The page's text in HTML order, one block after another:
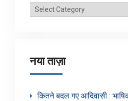
ब्लॉग
नया ताज़ा
कितने बदल गए आदिवासी :